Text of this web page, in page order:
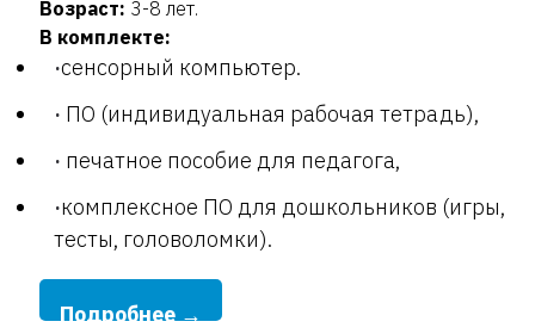
Возраст: 3-8 лет.
В комплекте:
сенсорный компьютер.
ПО (индивидуальная рабочая тетрадь),
печатное пособие для педагога,
комплексное ПО для дошкольников (игры,
тесты, головоломки).
Подробнее →